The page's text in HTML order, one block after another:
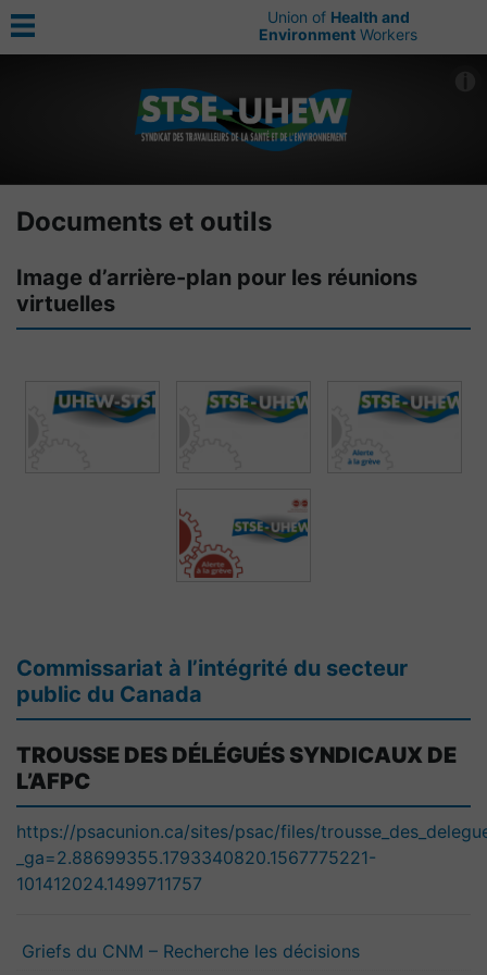
Union of Health and
Environment Workers
Documents et outils
Image d’arrière-plan pour les réunions
virtuelles
Commissariat à l’intégrité du secteur
public du Canada
TROUSSE DES DÉLÉGUÉS SYNDICAUX DE
L’AFPC
https://psacunion.ca/sites/psac/files/
_ga=2.88699355.1793340820.1567775221-
101412024.1499711757
Griefs du CNM – Recherche les décisions